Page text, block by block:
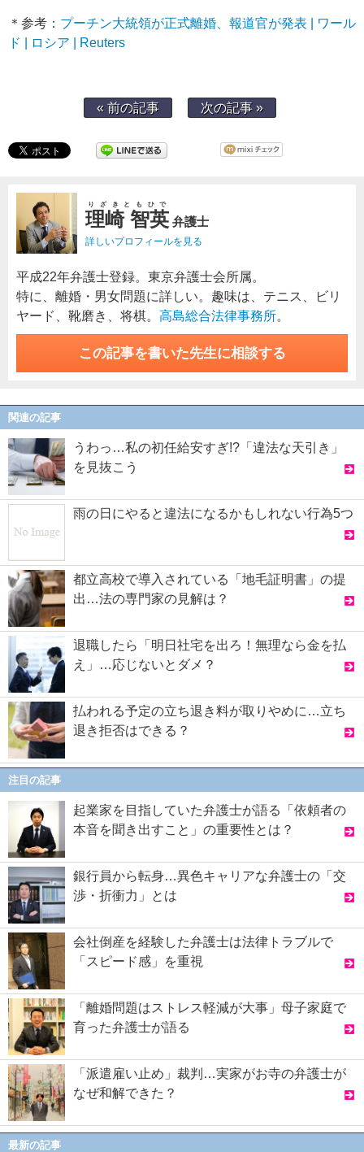
＊参考： プーチン大統領が正式離婚、報道官が発表 | ワール
ド | ロシア | Reuters
« 前の記事 次の記事 »
理崎 智英
りざきともひで
弁護士
詳しいプロフィールを見る
平成22年弁護士登録。東京弁護士会所属。
特に、離婚・男女問題に詳しい。趣味は、テニス、ビリ
ヤード、靴磨き、将棋。 高島総合法律事務所。
この記事を書いた先生に相談する
関連の記事
うわっ…私の初任給安すぎ!?「違法な天引き」
を見抜こう
雨の日にやると違法になるかもしれない行為5つ
都立高校で導入されている「地毛証明書」の提
出…法の専門家の見解は？
退職したら「明日社宅を出ろ！無理なら金を払
え」…応じないとダメ？
払われる予定の立ち退き料が取りやめに…立ち
退き拒否はできる？
注目の記事
起業家を目指していた弁護士が語る「依頼者の
本音を聞き出すこと」の重要性とは？
銀行員から転身…異色キャリアな弁護士の「交
渉・折衝力」とは
会社倒産を経験した弁護士は法律トラブルで
「スピード感」を重視
「離婚問題はストレス軽減が大事」母子家庭で
育った弁護士が語る
「派遣雇い止め」裁判…実家がお寺の弁護士が
なぜ和解できた？
最新の記事